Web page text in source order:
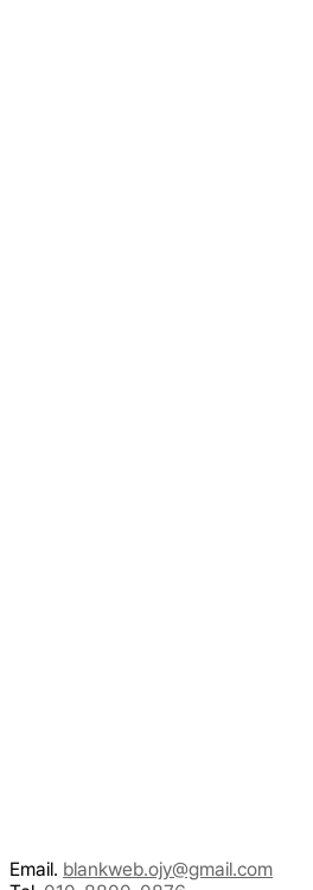
Email. blankweb.ojy@gmail.com